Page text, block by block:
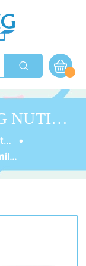
SỮA TƯƠI TIỆT TRÙNG NUTIMILK 100 ĐIỂM CÓ ĐƯỜNG 180ML
sữa tươi tiệt trùng
Sữa tươi tiệt trùng Nutimilk 100 điểm có đường 180ml